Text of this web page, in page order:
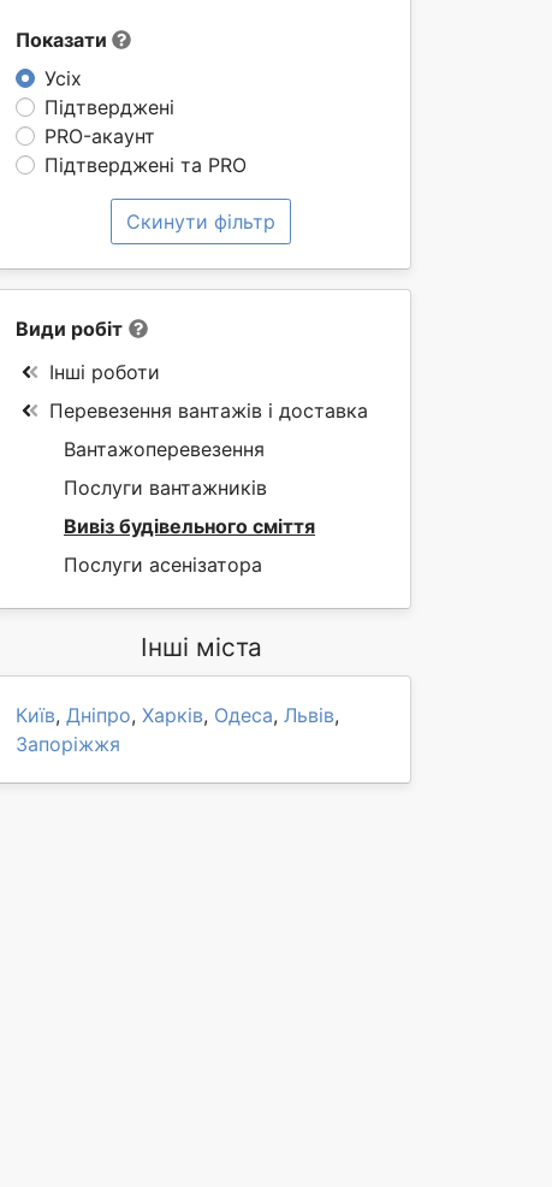
Показати
Усіх
Підтверджені
PRO-акаунт
Підтверджені та PRO
Скинути фільтр
Види робіт
Інші роботи
Перевезення вантажів і доставка
Вантажоперевезення
Послуги вантажників
Вивіз будівельного сміття
Послуги асенізатора
Інші міста
Київ, Дніпро, Харків, Одеса, Львів,
Запоріжжя